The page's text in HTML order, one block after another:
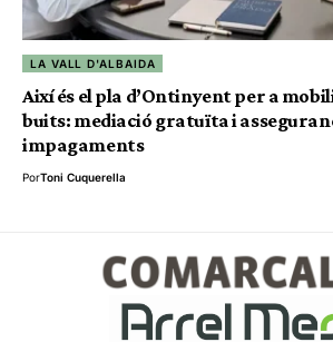
LA VALL D'ALBAIDA
Així és el pla d’Ontinyent per a
buits: mediació gratuïta i
impagaments
PorToni Cuquerella